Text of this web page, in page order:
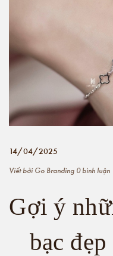
14/04/2025
Viết bởi Go Branding 0 bình luận
Gợi ý
bạc